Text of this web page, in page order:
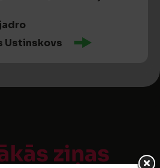
Ustinskovs
ziņas